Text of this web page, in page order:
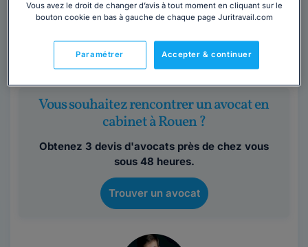
Maître Christine MATRAY
Contacter cet avocat
Vous souhaitez rencontrer un avocat en
cabinet à Rouen ?
Obtenez 3 devis d'avocats près de chez vous
sous 48 heures.
Trouver un avocat
Vous avez le droit de changer d’avis à tout moment en cliquant sur le
bouton cookie en bas à gauche de chaque page Juritravail.com
Accepter & continuer
Paramétrer